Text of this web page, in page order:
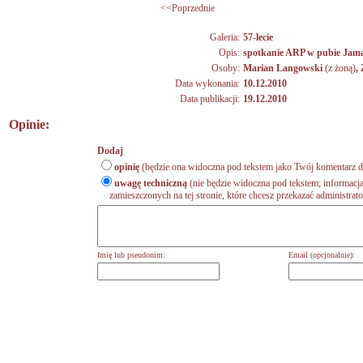
<<Poprzednie
Galeria: 57-lecie
Opis: spotkanie ARP w pubie
Osoby: Marian Langowski (z żoną),
Data wykonania: 10.12.2010
Data publikacji: 19.12.2010
Opinie:
Dodaj
opinię (będzie ona widoczna pod tekstem jako Twój komentarz
uwagę techniczną (nie będzie widoczna pod tekstem;
zamieszczonych na tej stronie, które chcesz przekazać
Imię lub pseudonim: Email (opcjonalnie):